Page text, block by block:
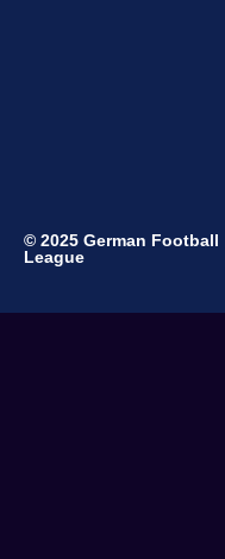
© 2025 German Football
League